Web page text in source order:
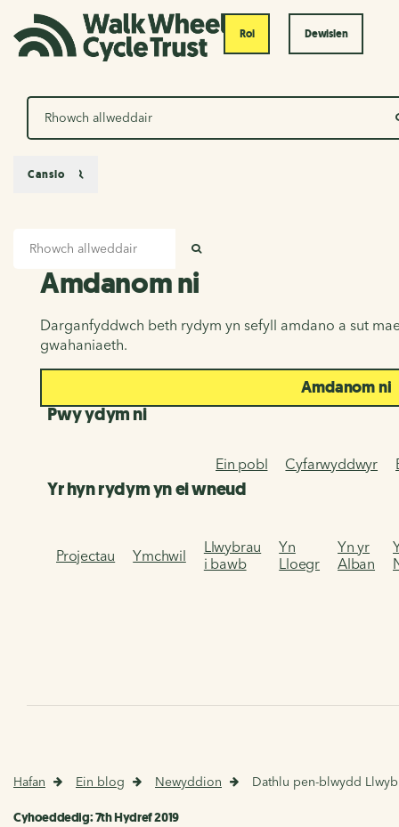
Roi Dewislen
Chwilio
Amdanom ni
Amdanom ni
Darganfyddwch beth rydym yn sefyll amdano a sut
gwahaniaeth.
Amdanom ni
Pwy ydym ni
Ein pobl Cyfarwyddwyr
Yr hyn rydym yn ei wneud
Projectau Ymchwil
Llwybrau
i bawb
Yn
Lloegr
Yn yr
Alban
Canslo
Hafan Ein blog Newyddion Dathlu pen-blwydd
Cyhoeddedig: 7th Hydref 2019